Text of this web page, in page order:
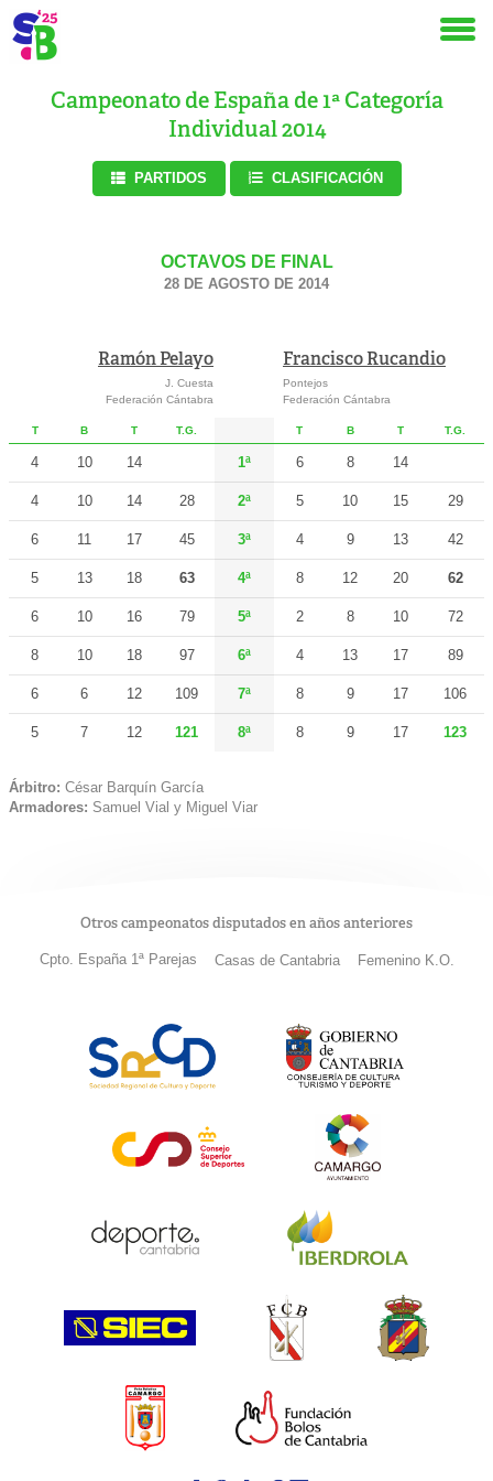
Campeonato de España de 1ª Categoría
Individual 2014
PARTIDOS CLASIFICACIÓN
OCTAVOS DE FINAL
28 DE AGOSTO DE 2014
Ramón Pelayo
J. Cuesta
Federación Cántabra
Francisco Rucandio
Pontejos
Federación Cántabra
T B T T.G. T B T T.G.
4 10 14 1ª 6 8 14
4 10 14 28 2ª 5 10 15 29
6 11 17 45 3ª 4 9 13 42
5 13 18 63 4ª 8 12 20 62
6 10 16 79 5ª 2 8 10 72
8 10 18 97 6ª 4 13 17 89
6 6 12 109 7ª 8 9 17 106
5 7 12 121 8ª 8 9 17 123
Árbitro: César Barquín García
Armadores: Samuel Vial y Miguel Viar
Otros campeonatos disputados en años anteriores
Cpto. España 1ª Parejas Casas de Cantabria Femenino K.O.